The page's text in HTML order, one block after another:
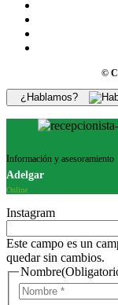
©
¿Hablamos?
Información y asesoramiento
Adelgar
Online
Instagram
Este campo es un
quedar sin cambios.
Nombre